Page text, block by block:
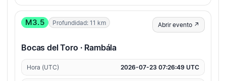
M3.5 Profundidad: 11 km Abrir evento ↗
Bocas del Toro · Rambála
Hora (UTC) 2026-07-23 07:26:49 UTC